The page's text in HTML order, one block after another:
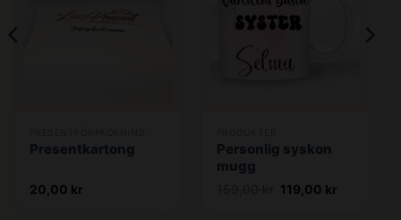
Presentkartong
20,00 kr
Personlig syskon
mugg
Det
ursprungliga
119,00 krDet